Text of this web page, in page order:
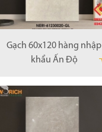
Gạch 60x120 hàng nhập
khẩu Ấn Độ